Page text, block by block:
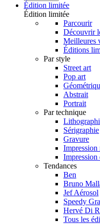
Édition limitée
Édition limitée
Parcourir
Découvrir
Meilleures
Éditions
Par style
Street art
Pop art
Abstrait
Portrait
Par technique
Sérigraphie
Gravure
Impression
Impression
Tendances
Ben
Bruno
Jef Aérosol
Speedy
Hervé Di
Tous les